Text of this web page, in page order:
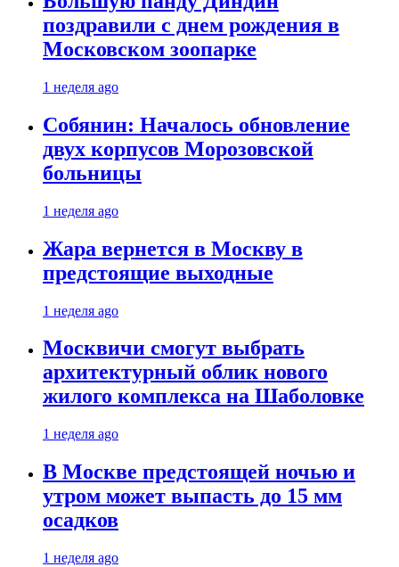
поздравили с днем рождения в
Московском зоопарке
1 неделя ago
Собянин: Началось обновление
двух корпусов Морозовской
больницы
1 неделя ago
Жара вернется в Москву в
предстоящие выходные
1 неделя ago
Москвичи смогут выбрать
архитектурный облик нового
жилого комплекса на Шаболовке
1 неделя ago
В Москве предстоящей ночью и
утром может выпасть до 15 мм
осадков
1 неделя ago